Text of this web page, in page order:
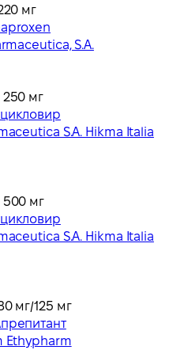
мг
S.A.
мг
S.A. Hikma Italia
мг
S.A. Hikma Italia
мг/125 мг
Ethypharm